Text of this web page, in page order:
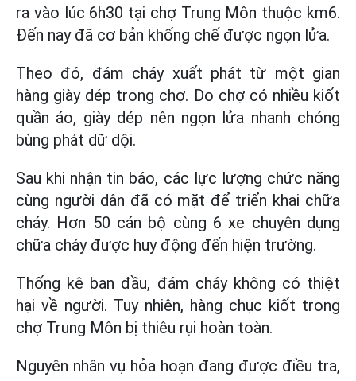
ra vào lúc 6h30 tại chợ Trung Môn thuộc km6.
Đến nay đã cơ bản khống chế được ngọn lửa.
Theo đó, đám cháy xuất phát từ một gian
hàng giày dép trong chợ. Do chợ có nhiều kiốt
quần áo, giày dép nên ngọn lửa nhanh chóng
bùng phát dữ dội.
Sau khi nhận tin báo, các lực lượng chức năng
cùng người dân đã có mặt để triển khai chữa
cháy. Hơn 50 cán bộ cùng 6 xe chuyên dụng
chữa cháy được huy động đến hiện trường.
Thống kê ban đầu, đám cháy không có thiệt
hại về người. Tuy nhiên, hàng chục kiốt trong
chợ Trung Môn bị thiêu rụi hoàn toàn.
Nguyên nhân vụ hỏa hoạn đang được điều tra,